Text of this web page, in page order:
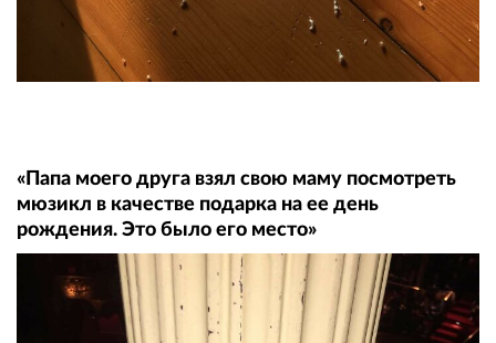
«Папа моего друга взял свою маму посмотреть
мюзикл в качестве подарка на ее день
рождения. Это было его место»